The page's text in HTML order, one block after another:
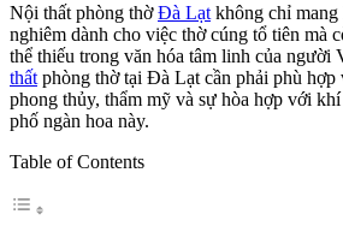
Nội thất phòng thờĐà Lạt không chỉ
nghiêm dành cho việc thờ cúng tổ tiên mà
thể thiếu trong văn hóa tâm linh của người
thất phòng thờ tại Đà Lạt cần phải phù
phong thủy, thẩm mỹ và sự hòa hợp với
phố ngàn hoa này.
Table of Contents